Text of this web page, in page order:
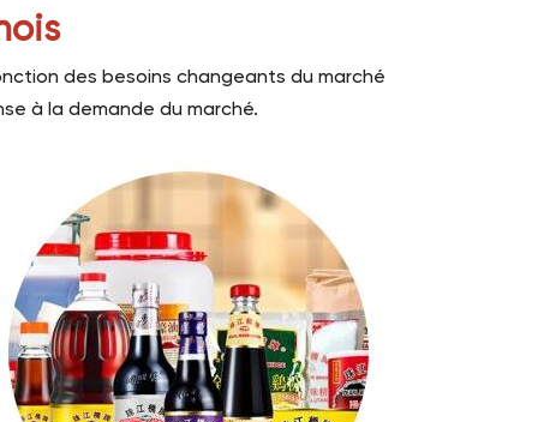
des besoins changeants du marché
à la demande du marché.